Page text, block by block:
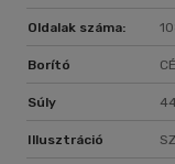
Oldalak száma:
Borító
Súly
Illusztráció